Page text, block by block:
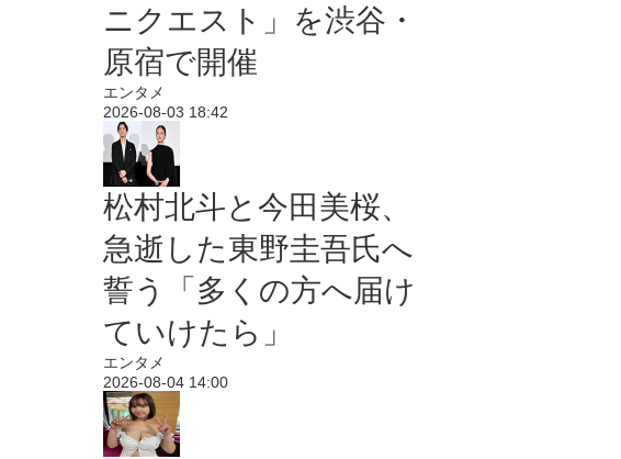
ニクエスト」を渋谷・
原宿で開催
エンタメ
2026-08-03 18:42
松村北斗と今田美桜、
急逝した東野圭吾氏へ
誓う「多くの方へ届け
ていけたら」
エンタメ
2026-08-04 14:00